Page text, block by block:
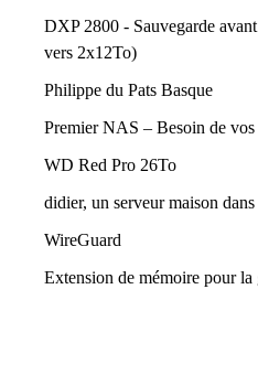
DXP 2800 - Sauvegarde
vers 2x12To)
Philippe du Pats Basque
Premier NAS – Besoin de
WD Red Pro 26To
didier, un serveur maison
WireGuard
Extension de mémoire pour la